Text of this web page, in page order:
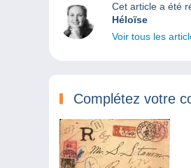
Cet article a été
Héloïse
Voir tous les
Complétez votre